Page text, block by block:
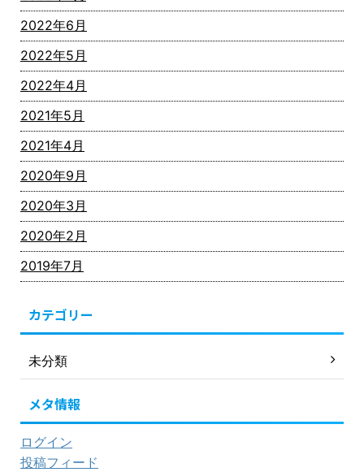
2022年6月
2022年5月
2022年4月
2021年5月
2021年4月
2020年9月
2020年3月
2020年2月
2019年7月
カテゴリー
未分類
メタ情報
ログイン
投稿フィード